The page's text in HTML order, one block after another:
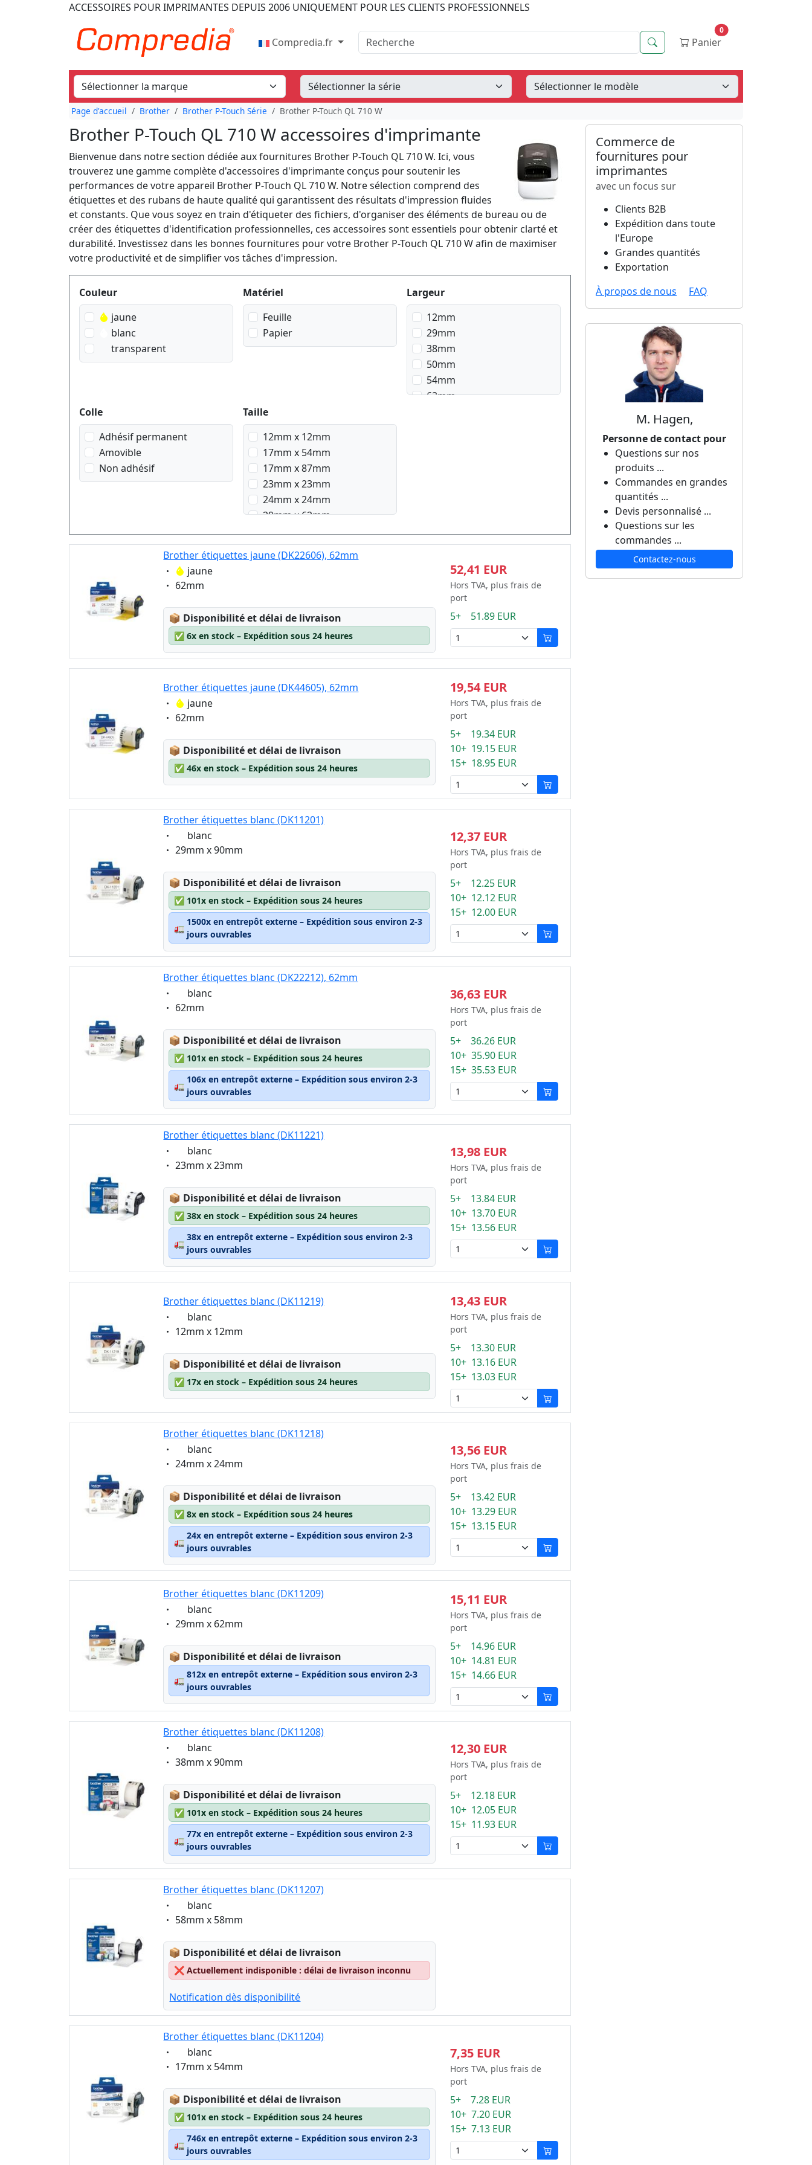
ACCESSOIRES POUR IMPRIMANTES DEPUIS 2006 UNIQUEMENT POUR LES CLIENTS PROFESSIONNELS
Compredia.fr Recherche RecherchePanier
0
Page d'accueil Brother Brother P-Touch Série Brother P-Touch QL 710 W
Brother P-Touch QL 710 W accessoires d'imprimante
Bienvenue dans notre section dédiée aux fournitures Brother P-Touch QL 710 W. Ici, vous
trouverez une gamme complète d'accessoires d'imprimante conçus pour soutenir les
performances de votre appareil Brother P-Touch QL 710 W. Notre sélection comprend des
étiquettes et des rubans de haute qualité qui garantissent des résultats d'impression fluides
et constants. Que vous soyez en train d'étiqueter des fichiers, d'organiser des éléments de bureau ou de
créer des étiquettes d'identification professionnelles, ces accessoires sont essentiels pour obtenir clarté et
durabilité. Investissez dans les bonnes fournitures pour votre Brother P-Touch QL 710 W afin de maximiser
votre productivité et de simplifier vos tâches d'impression.
Produktfilter
Couleur
jaune
blanc
transparent
Matériel
Feuille
Papier
Largeur
12mm
29mm
38mm
50mm
54mm
62mm
Colle
Adhésif permanent
Amovible
Non adhésif
Taille
12mm x 12mm
17mm x 54mm
17mm x 87mm
23mm x 23mm
24mm x 24mm
29mm x 62mm
29mm x 90mm
38mm x 90mm
58mm x 58mm
Brother étiquettes jaune (DK22606), 62mm
Eigenschaft:
jaune
Eigenschaft:
62mm
📦 Lagerstatus:
Disponibilité et délai de livraison
✅ 6x en stock – Expédition sous 24 heures
52,41 EUR
Hors TVA, plus frais de
port
5+ 51.89 EUR
Brother étiquettes jaune (DK44605), 62mm
Eigenschaft:
jaune
Eigenschaft:
62mm
📦 Lagerstatus:
Disponibilité et délai de livraison
✅ 46x en stock – Expédition sous 24 heures
19,54 EUR
Hors TVA, plus frais de
port
5+ 19.34 EUR
10+ 19.15 EUR
15+ 18.95 EUR
Brother étiquettes blanc (DK11201)
Eigenschaft:
blanc
Eigenschaft:
29mm x 90mm
📦 Lagerstatus:
Disponibilité et délai de livraison
✅ 101x en stock – Expédition sous 24 heures
🚛
1500x en entrepôt externe – Expédition sous environ 2-3
jours ouvrables
12,37 EUR
Hors TVA, plus frais de
port
5+ 12.25 EUR
10+ 12.12 EUR
15+ 12.00 EUR
Brother étiquettes blanc (DK22212), 62mm
Eigenschaft:
blanc
Eigenschaft:
62mm
📦 Lagerstatus:
Disponibilité et délai de livraison
✅ 101x en stock – Expédition sous 24 heures
🚛
106x en entrepôt externe – Expédition sous environ 2-3
jours ouvrables
36,63 EUR
Hors TVA, plus frais de
port
5+ 36.26 EUR
10+ 35.90 EUR
15+ 35.53 EUR
Brother étiquettes blanc (DK11221)
Eigenschaft:
blanc
Eigenschaft:
23mm x 23mm
📦 Lagerstatus:
Disponibilité et délai de livraison
✅ 38x en stock – Expédition sous 24 heures
🚛
38x en entrepôt externe – Expédition sous environ 2-3
jours ouvrables
13,98 EUR
Hors TVA, plus frais de
port
5+ 13.84 EUR
10+ 13.70 EUR
15+ 13.56 EUR
Brother étiquettes blanc (DK11219)
Eigenschaft:
blanc
Eigenschaft:
12mm x 12mm
📦 Lagerstatus:
Disponibilité et délai de livraison
✅ 17x en stock – Expédition sous 24 heures
13,43 EUR
Hors TVA, plus frais de
port
5+ 13.30 EUR
10+ 13.16 EUR
15+ 13.03 EUR
Brother étiquettes blanc (DK11218)
Eigenschaft:
blanc
Eigenschaft:
24mm x 24mm
📦 Lagerstatus:
Disponibilité et délai de livraison
✅ 8x en stock – Expédition sous 24 heures
🚛
24x en entrepôt externe – Expédition sous environ 2-3
jours ouvrables
13,56 EUR
Hors TVA, plus frais de
port
5+ 13.42 EUR
10+ 13.29 EUR
15+ 13.15 EUR
Brother étiquettes blanc (DK11209)
Eigenschaft:
blanc
Eigenschaft:
29mm x 62mm
📦 Lagerstatus:
Disponibilité et délai de livraison
🚛
812x en entrepôt externe – Expédition sous environ 2-3
jours ouvrables
15,11 EUR
Hors TVA, plus frais de
port
5+ 14.96 EUR
10+ 14.81 EUR
15+ 14.66 EUR
Brother étiquettes blanc (DK11208)
Eigenschaft:
blanc
Eigenschaft:
38mm x 90mm
📦 Lagerstatus:
Disponibilité et délai de livraison
✅ 101x en stock – Expédition sous 24 heures
🚛
77x en entrepôt externe – Expédition sous environ 2-3
jours ouvrables
12,30 EUR
Hors TVA, plus frais de
port
5+ 12.18 EUR
10+ 12.05 EUR
15+ 11.93 EUR
Brother étiquettes blanc (DK11207)
Eigenschaft:
blanc
Eigenschaft:
58mm x 58mm
📦 Lagerstatus:
Disponibilité et délai de livraison
❌ Actuellement indisponible : délai de livraison inconnu
Notification dès disponibilité
Brother étiquettes blanc (DK11204)
Eigenschaft:
blanc
Eigenschaft:
17mm x 54mm
📦 Lagerstatus:
Disponibilité et délai de livraison
✅ 101x en stock – Expédition sous 24 heures
🚛
746x en entrepôt externe – Expédition sous environ 2-3
jours ouvrables
7,35 EUR
Hors TVA, plus frais de
port
5+ 7.28 EUR
10+ 7.20 EUR
15+ 7.13 EUR
Commerce de
fournitures pour
imprimantes
avec un focus sur
Clients B2B
Expédition dans toute
l'Europe
Grandes quantités
Exportation
À propos de nous
FAQ
M. Hagen,
Personne de contact pour
Questions sur nos
produits ...
Commandes en grandes
quantités ...
Devis personnalisé ...
Questions sur les
commandes ...
Contactez-nous